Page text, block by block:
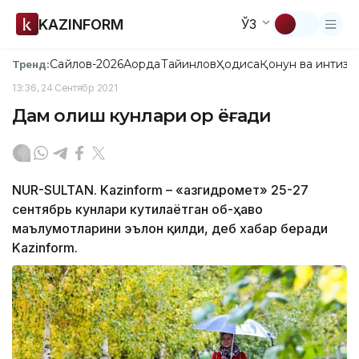
KAZINFORM ЎЗ
Тренд:Сайлов-2026АқордаТайинловҲодисаҚонун ва
13:36, 24 Сентябр 2021
Дам олиш кунлари қор ёғади
NUR-SULTAN. Kazinform – «Қазгидромет» 25-27
сентябрь кунлари кутилаётган об-ҳаво
маълумотларини эълон қилди, деб хабар беради
Kazinform.